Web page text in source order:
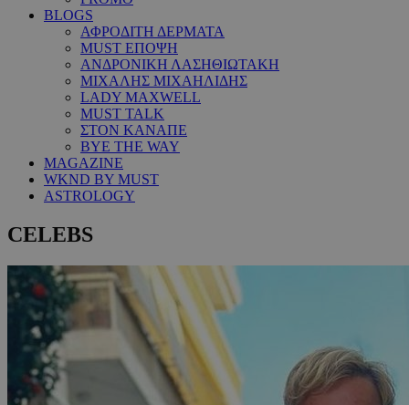
BLOGS
ΑΦΡΟΔΙΤΗ ΔΕΡΜΑΤΑ
MUST ΕΠΟΨΗ
ΑΝΔΡΟΝΙΚΗ ΛΑΣΗΘΙΩΤΑΚΗ
ΜΙΧΑΛΗΣ ΜΙΧΑΗΛΙΔΗΣ
LADY MAXWELL
MUST TALK
ΣΤΟΝ ΚΑΝΑΠΕ
BYE THE WAY
MAGAZINE
WKND BY MUST
ASTROLOGY
CELEBS